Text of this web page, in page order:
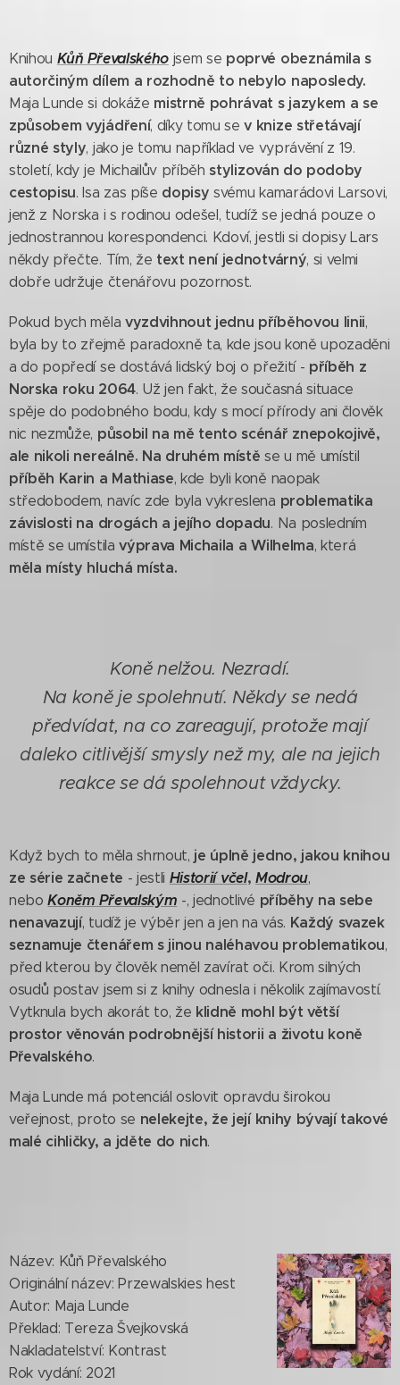
Knihou Kůň Převalskéhojsem se poprvé obeznámila s
autorčiným dílem a rozhodně to nebylo naposledy.
Maja Lunde si dokáže mistrně pohrávat s jazykem a se
způsobem vyjádření, díky tomu sev knize střetávají
různé styly, jako je tomu například ve vyprávění z 19.
století, kdy je Michailův příběhstylizován do podoby
cestopisu. Isa zas píše dopisy svému kamarádovi Larsovi,
jenž z Norska i s rodinou odešel, tudíž se jedná pouze o
jednostrannou korespondenci. Kdoví, jestli si dopisy Lars
někdy přečte. Tím, že text není jednotvárný, si velmi
dobře udržuje čtenářovu pozornost.
Pokud bych měla vyzdvihnout jednu příběhovou linii,
byla by to zřejmě paradoxně ta, kde jsou koně upozaděni
a do popředí se dostává lidský boj o přežití - příběh z
Norska roku 2064. Už jen fakt, že současná situace
spěje do podobného bodu, kdy s mocí přírody ani člověk
nic nezmůže, působil na mě tento scénář znepokojivě,
ale nikoli nereálně. Na druhém místě se u mě umístil
příběh Karin a Mathiase, kde byli koně naopak
středobodem, navíc zde byla vykreslena problematika
závislosti na drogách a jejího dopadu. Na posledním
místě se umístilavýprava Michaila a Wilhelma, která
měla místy hluchá místa.
Koně nelžou. Nezradí.
Na koně je spolehnutí. Někdy se nedá
předvídat, na co zareagují, protože mají
daleko citlivější smysly než my, ale na jejich
reakce se dá spolehnout vždycky.
Když bych to měla shrnout, je úplně jedno, jakou knihou
ze série začnete - jestli Historií včel, Modrou,
neboKoněm Převalským -, jednotlivé příběhy na sebe
nenavazují, tudíž je výběr jen a jen na vás. Každý svazek
seznamuje čtenářem s jinou naléhavou problematikou,
před kterou by člověk neměl zavírat oči. Krom silných
osudů postav jsem si z knihy odnesla i několik zajímavostí.
Vytknula bych akorát to, že klidně mohl být větší
prostor věnován podrobnější historii a životu koně
Převalského.
Maja Lunde má potenciál oslovit opravdu širokou
veřejnost, proto se nelekejte, že její knihy bývají takové
malé cihličky, a jděte do nich.
Název: Kůň Převalského
Originální název: Przewalskies hest
Autor: Maja Lunde
Překlad: Tereza Švejkovská
Nakladatelství: Kontrast
Rok vydání: 2021